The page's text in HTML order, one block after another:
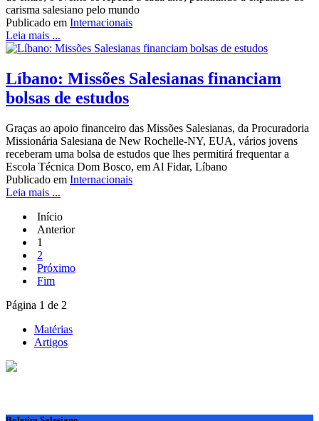
carisma salesiano pelo mundo
Publicado em Internacionais
Leia mais ...
Líbano: Missões Salesianas financiam
bolsas de estudos
Graças ao apoio financeiro das Missões Salesianas, da Procuradoria
Missionária Salesiana de New Rochelle-NY, EUA, vários jovens
receberam uma bolsa de estudos que lhes permitirá frequentar a
Escola Técnica Dom Bosco, em Al Fidar, Líbano
Publicado em Internacionais
Leia mais ...
Início
Anterior
1
2
Próximo
Fim
Página 1 de 2
Matérias
Artigos